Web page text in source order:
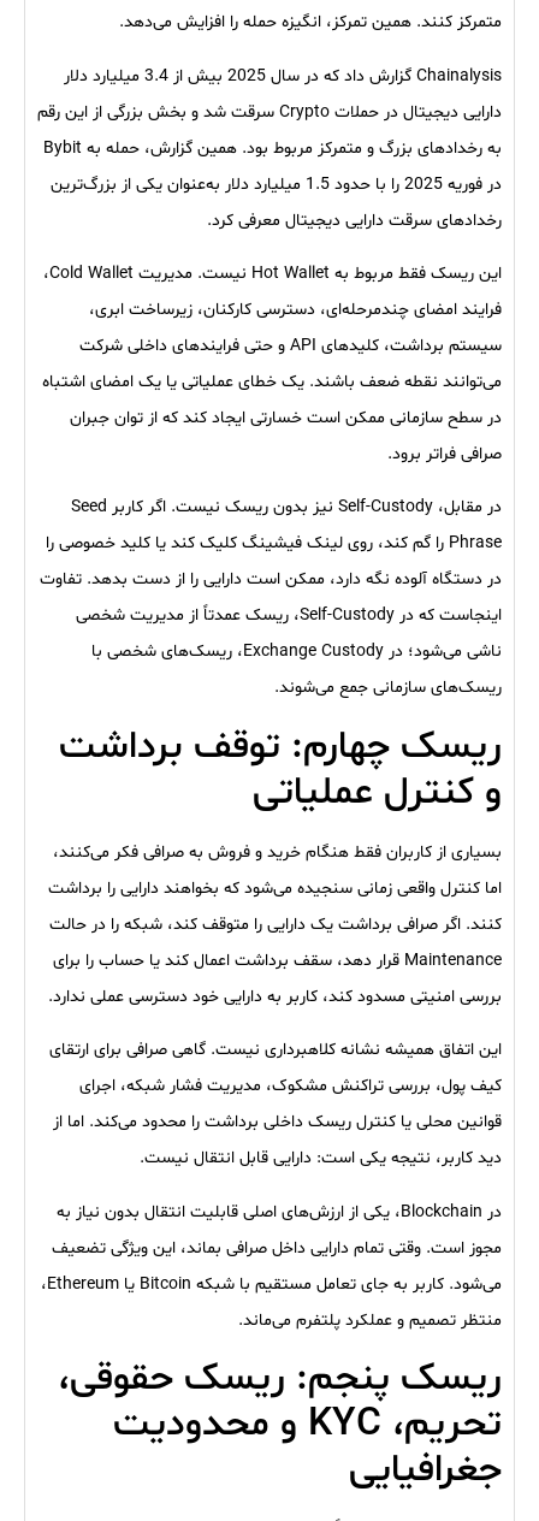
متمرکز کنند. همین تمرکز، انگیزه حمله را افزایش می‌دهد.
Chainalysis گزارش داد که در سال 2025 بیش از 3.4 میلیارد دلار
دارایی دیجیتال در حملات Crypto سرقت شد و بخش بزرگی از این رقم
به رخدادهای بزرگ و متمرکز مربوط بود. همین گزارش، حمله به Bybit
در فوریه 2025 را با حدود 1.5 میلیارد دلار به‌عنوان یکی از بزرگ‌ترین
رخدادهای سرقت دارایی دیجیتال معرفی کرد.
این ریسک فقط مربوط به Hot Wallet نیست. مدیریت Cold Wallet،
فرایند امضای چندمرحله‌ای، دسترسی کارکنان، زیرساخت ابری،
سیستم برداشت، کلیدهای API و حتی فرایندهای داخلی شرکت
می‌توانند نقطه ضعف باشند. یک خطای عملیاتی یا یک امضای اشتباه
در سطح سازمانی ممکن است خسارتی ایجاد کند که از توان جبران
صرافی فراتر برود.
در مقابل، Self-Custody نیز بدون ریسک نیست. اگر کاربر Seed
Phrase را گم کند، روی لینک فیشینگ کلیک کند یا کلید خصوصی را
در دستگاه آلوده نگه دارد، ممکن است دارایی را از دست بدهد. تفاوت
اینجاست که در Self-Custody، ریسک عمدتاً از مدیریت شخصی
ناشی می‌شود؛ در Exchange Custody، ریسک‌های شخصی با
ریسک‌های سازمانی جمع می‌شوند.
ریسک چهارم: توقف برداشت
و کنترل عملیاتی
بسیاری از کاربران فقط هنگام خرید و فروش به صرافی فکر می‌کنند،
اما کنترل واقعی زمانی سنجیده می‌شود که بخواهند دارایی را برداشت
کنند. اگر صرافی برداشت یک دارایی را متوقف کند، شبکه را در حالت
Maintenance قرار دهد، سقف برداشت اعمال کند یا حساب را برای
بررسی امنیتی مسدود کند، کاربر به دارایی خود دسترسی عملی ندارد.
این اتفاق همیشه نشانه کلاهبرداری نیست. گاهی صرافی برای ارتقای
کیف پول، بررسی تراکنش مشکوک، مدیریت فشار شبکه، اجرای
قوانین محلی یا کنترل ریسک داخلی برداشت را محدود می‌کند. اما از
دید کاربر، نتیجه یکی است: دارایی قابل انتقال نیست.
در Blockchain، یکی از ارزش‌های اصلی قابلیت انتقال بدون نیاز به
مجوز است. وقتی تمام دارایی داخل صرافی بماند، این ویژگی تضعیف
می‌شود. کاربر به جای تعامل مستقیم با شبکه Bitcoin یا Ethereum،
منتظر تصمیم و عملکرد پلتفرم می‌ماند.
ریسک پنجم: ریسک حقوقی،
تحریم، KYC و محدودیت
جغرافیایی